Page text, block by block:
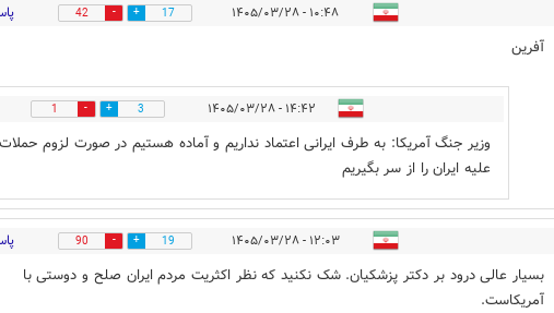
۱۰:۴۸ - ۱۴۰۵/۰۳/۲۸ 17
42
آفرین
۱۴:۴۲ - ۱۴۰۵/۰۳/۲۸ 3
1
وزیر جنگ آمریکا: به طرف ایرانی اعتماد نداریم و آماده هستیم در صورت لزوم حملات
علیه ایران را از سر بگیریم
۱۲:۰۳ - ۱۴۰۵/۰۳/۲۸ 19
90
بسیار عالی درود بر دکتر پزشکیان. شک نکنید که نظر اکثریت مردم ایران صلح و دوستی با
آمریکاست.